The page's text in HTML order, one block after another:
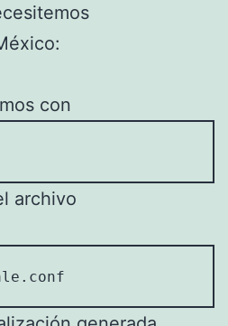
con
archivo